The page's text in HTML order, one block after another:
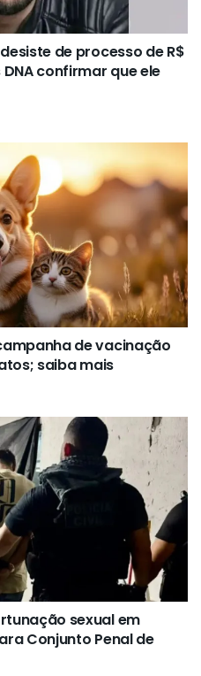
de processo de R$
confirmar que ele
de vacinação
saiba mais
sexual em
Conjunto Penal de